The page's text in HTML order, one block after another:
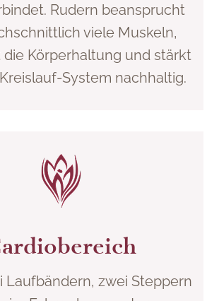
Rudern beansprucht
viele Muskeln,
Körperhaltung und stärkt
System nachhaltig.
Laufbändern, zwei Steppern